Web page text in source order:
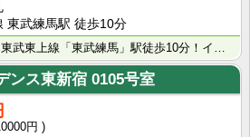
東武練馬駅 徒歩10分
ンス東新宿 0105号室
円